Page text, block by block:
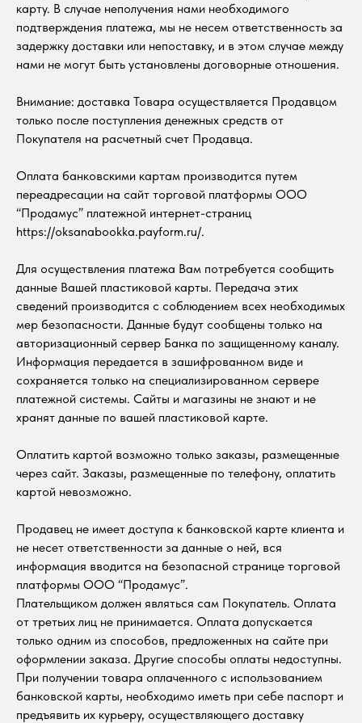
карту. В случае неполучения нами необходимого
подтверждения платежа, мы не несем ответственность за
задержку доставки или непоставку, и в этом случае между
нами не могут быть установлены договорные отношения.
Внимание: доставка Товара осуществляется Продавцом
только после поступления денежных средств от
Покупателя на расчетный счет Продавца.
Оплата банковскими картам производится путем
переадресации на сайт торговой платформы ООО
“Продамус” платежной интернет-страниц
https://oksanabookka.payform.ru/.
Для осуществления платежа Вам потребуется сообщить
данные Вашей пластиковой карты. Передача этих
сведений производится с соблюдением всех необходимых
мер безопасности. Данные будут сообщены только на
авторизационный сервер Банка по защищенному каналу.
Информация передается в зашифрованном виде и
сохраняется только на специализированном сервере
платежной системы. Сайты и магазины не знают и не
хранят данные по вашей пластиковой карте.
Оплатить картой возможно только заказы, размещенные
через сайт. Заказы, размещенные по телефону, оплатить
картой невозможно.
Продавец не имеет доступа к банковской карте клиента и
не несет ответственности за данные о ней, вся
информация вводится на безопасной странице торговой
платформы ООО “Продамус”.
Плательщиком должен являться сам Покупатель. Оплата
от третьих лиц не принимается. Оплата допускается
только одним из способов, предложенных на сайте при
оформлении заказа. Другие способы оплаты недоступны.
При получении товара оплаченного с использованием
банковской карты, необходимо иметь при себе паспорт и
предъявить их курьеру, осуществляющего доставку